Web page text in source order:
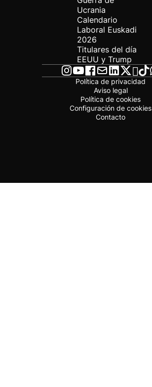
Ucrania
Calendario
Laboral Euskadi
2026
Titulares del día
EEUU y Trump
Política de privacidad
Aviso legal
Política de cookies
Configuración de cookies
Contacto